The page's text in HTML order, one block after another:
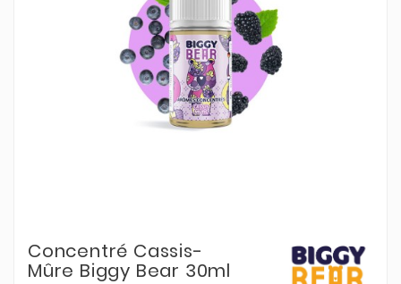
Concentré Cassis-
Mûre Biggy Bear 30ml